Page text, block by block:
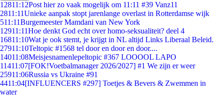
12811:12Post hier zo vaak mogelijk om 11:11 #39 Vanz11
2811:11Unieke aanpak stopt jarenlange overlast in Rotterdamse wijk
511:11Burgemeester Mamdani van New York
12911:11Hoe denkt God echt over homo-seksualiteit? deel 4
16811:10Wat je ook stemt, je krijgt in NL altijd Links Liberaal Beleid.
27911:10Teltopic #1568 tel door en door en door....
14011:08Meisjesnamenlepeltopic #367 LOOOOL LAPO
11411:07[FOK!Voetbalmanager 2026/2027] #1 We zijn er weer
25911:06Russia vs Ukraine #91
4411:04[INFLUENCERS #297] Toetjes & Bevers & Zwemmen in
water